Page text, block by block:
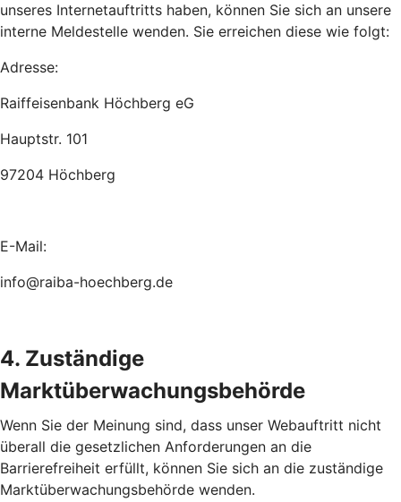
unseres Internetauftritts haben, können Sie sich an unsere
interne Meldestelle wenden. Sie erreichen diese wie folgt:
Adresse:
Raiffeisenbank Höchberg eG
Hauptstr. 101
97204 Höchberg
E-Mail:
info@raiba-hoechberg.de
4. Zuständige
Marktüberwachungsbehörde
Wenn Sie der Meinung sind, dass unser Webauftritt nicht
überall die gesetzlichen Anforderungen an die
Barrierefreiheit erfüllt, können Sie sich an die zuständige
Marktüberwachungsbehörde wenden.